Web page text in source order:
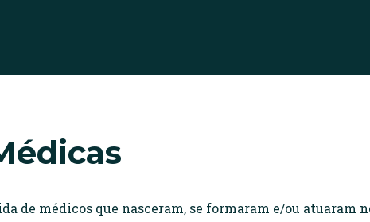
de médicos que nasceram, se formaram e/ou atuaram